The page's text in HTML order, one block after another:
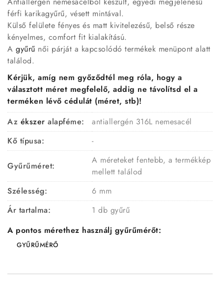
férfi karikagyűrű, vésett mintával.
Külső felülete fényes és matt kivitelezésű, belső része
kényelmes, comfort fit kialakítású.
A gyűrű női párját a kapcsolódó termékek menüpont alatt
találod.
Kérjük, amíg nem győződtél meg róla, hogy a
választott méret megfelelő, addig ne távolítsd el a
terméken lévő cédulát (méret, stb)!
Az ékszer alapféme:
antiallergén 316L nemesacél
Kő típusa:
-
Gyűrűméret:
A méreteket fentebb, a termékkép
mellett találod
Szélesség:
6 mm
Ár tartalma:
1 db gyűrű
A pontos mérethez használj gyűrűmérőt:
GYŰRŰMÉRŐ